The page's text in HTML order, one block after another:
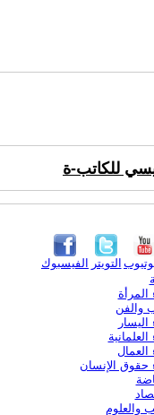
للكاتب-ة
الفيسبوك التويتر
المرأة
والفن
اليسار
العلمانية
العمال
حقوق الإنسان
والعلوم